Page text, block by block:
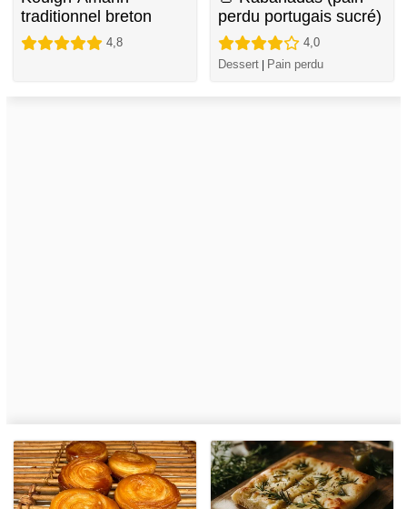
traditionnel breton
4,8
perdu portugais sucré)
4,0
Dessert
Pain perdu